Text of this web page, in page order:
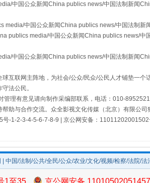
中国公众新闻China publics news/中国法制新闻
media/中国公众新闻China publics news/中国法制
publics media/中国公众新闻China publics news/
中国公众新闻China publics news/中国法制新闻
互联网主阵地，为社会/公众/民众/公民人才铺垫一个
法公民。
理有意见请向制作采编部联系，电话：010-
助与合作交流。众全影视文化传媒（北京）有限公司
-1-2-3-4-5-6-7-8-9 | 京公网安备：11011202001502
| 中国/法制/公共/全民/公众/农业/文化/视频/检察/法院/法
1至35
京公网安备